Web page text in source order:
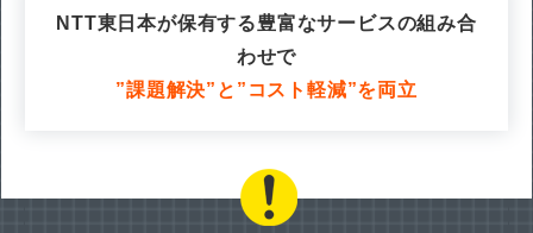
NTT東日本が保有する豊富なサービスの組み合
わせで
”課題解決”と”コスト軽減”を両立